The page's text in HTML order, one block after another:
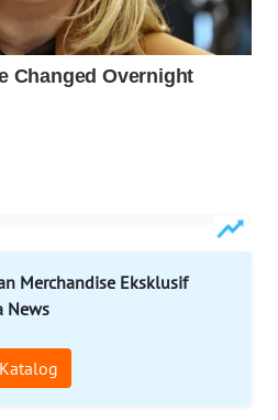
Merchandise Eksklusif
News